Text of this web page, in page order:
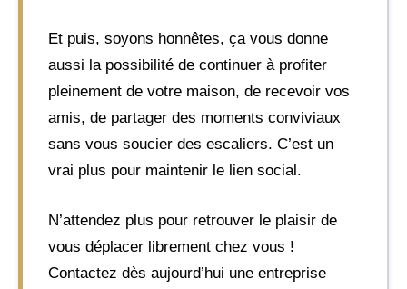
Et puis, soyons honnêtes, ça vous donne
aussi la possibilité de continuer à profiter
pleinement de votre maison, de recevoir vos
amis, de partager des moments conviviaux
sans vous soucier des escaliers. C’est un
vrai plus pour maintenir le lien social.
N’attendez plus pour retrouver le plaisir de
vous déplacer librement chez vous !
Contactez dès aujourd’hui une entreprise